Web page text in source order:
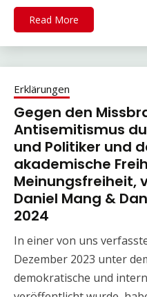
Read More
Erklärungen
Gegen den
Antisemitismus
und Politiker und
akademische
Meinungsfreiheit,
Daniel Mang &
2024
In einer von uns
Dezember 2023 unter
demokratische und